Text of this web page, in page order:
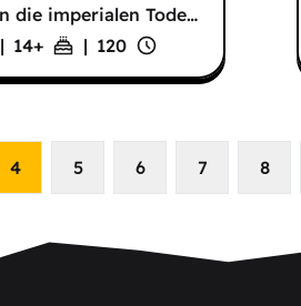
die imperialen Tode…
| 14+ | 120
4 5 6 7 8